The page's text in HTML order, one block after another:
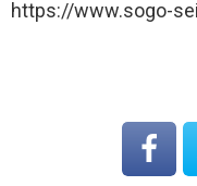
https://www.sogo-